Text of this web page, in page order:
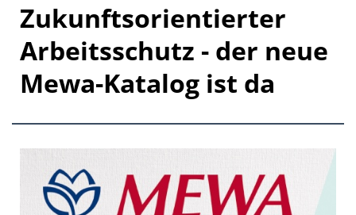
Zukunftsorientierter
Arbeitsschutz - der neue
Mewa-Katalog ist da